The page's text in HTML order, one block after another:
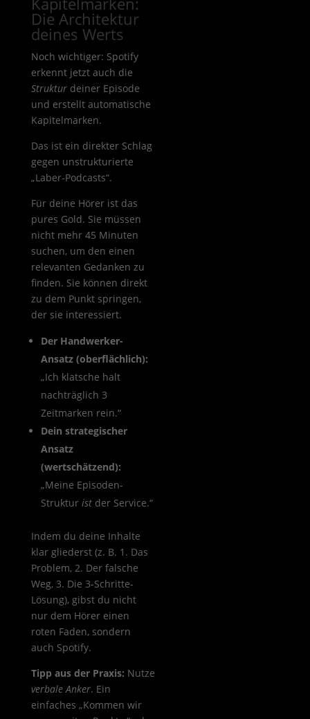
Die Architektur
deines Werts
Noch wichtiger: Spotify
erkennt jetzt auch die
Strukturdeiner Episode
und erstellt automatische
Kapitelmarken.
Das ist ein direkter Schlag
gegen unstrukturierte
„Laber-Podcasts“.
Für deine Hörer ist das
pures Gold. Sie müssen
nicht mehr 45 Minuten
suchen, um den einen
relevanten Gedanken zu
finden. Sie können direkt
zu dem Punkt springen,
der sie interessiert.
Der Handwerker-
Ansatz (oberflächlich):
„Ich klatsche halt
nachträglich 3
Zeitmarken rein.“
Dein strategischer
Ansatz
(wertschätzend):
„Meine Episoden-
Struktur istder Service.“
Indem du deine Inhalte
klar gliederst (z. B. 1. Das
Problem, 2. Der falsche
Weg, 3. Die 3-Schritte-
Lösung), gibst du nicht
nur dem Hörer einen
roten Faden, sondern
auch Spotify.
Tipp aus der Praxis: Nutze
verbale Anker. Ein
einfaches „Kommen wir